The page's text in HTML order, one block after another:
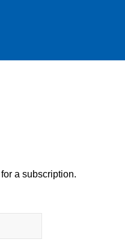
a subscription.